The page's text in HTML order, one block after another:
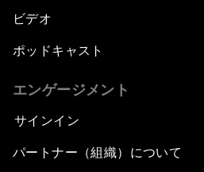
ビデオ
ポッドキャスト
エンゲージメント
サインイン
パートナー（組織）について